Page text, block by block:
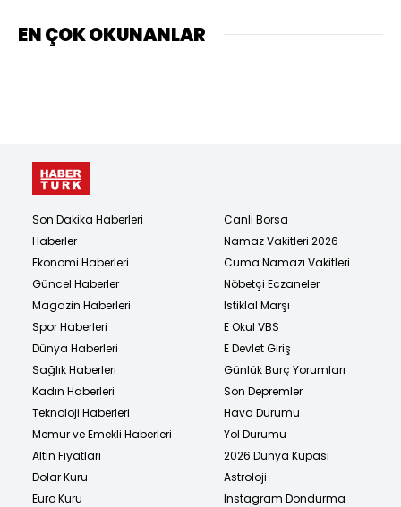
EN ÇOK OKUNANLAR
Son Dakika Haberleri
Haberler
Ekonomi Haberleri
Güncel Haberler
Magazin Haberleri
Spor Haberleri
Dünya Haberleri
Sağlık Haberleri
Kadın Haberleri
Teknoloji Haberleri
Memur ve Emekli Haberleri
Altın Fiyatları
Dolar Kuru
Euro Kuru
Canlı Borsa
Namaz Vakitleri 2026
Cuma Namazı Vakitleri
Nöbetçi Eczaneler
İstiklal Marşı
E Okul VBS
E Devlet Giriş
Günlük Burç Yorumları
Son Depremler
Hava Durumu
Yol Durumu
2026 Dünya Kupası
Astroloji
Instagram Dondurma